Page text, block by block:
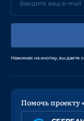
Нажимая на кнопку, вы даете
Помочь проекту